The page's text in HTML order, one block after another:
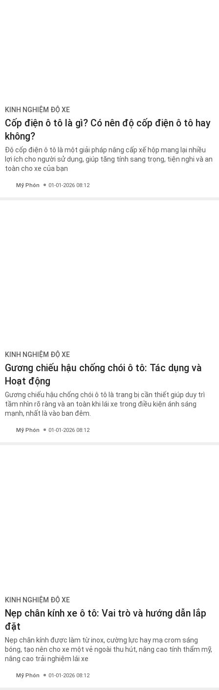
KINH NGHIỆM ĐỘ XE
Cốp điện ô tô là gì? Có nên độ cốp điện ô tô hay
không?
Độ cốp điện ô tô là một giải pháp nâng cấp xế hộp mang lại nhiều
lợi ích cho người sử dụng, giúp tăng tính sang trọng, tiện nghi và an
toàn cho xe của bạn
Mỹ Phón 01-01-2026 08:12
KINH NGHIỆM ĐỘ XE
Gương chiếu hậu chống chói ô tô: Tác dụng và
Hoạt động
Gương chiếu hậu chống chói ô tô là trang bị cần thiết giúp duy trì
tầm nhìn rõ ràng và an toàn khi lái xe trong điều kiện ánh sáng
mạnh, nhất là vào ban đêm.
Mỹ Phón 01-01-2026 08:12
KINH NGHIỆM ĐỘ XE
Nẹp chân kính xe ô tô: Vai trò và hướng dẫn lắp
đặt
Nẹp chân kính được làm từ inox, cường lực hay mạ crom sáng
bóng, tạo nên cho xe một vẻ ngoài thu hút, nâng cao tính thẩm mỹ,
nâng cao trải nghiệm lái xe
Mỹ Phón 01-01-2026 08:12